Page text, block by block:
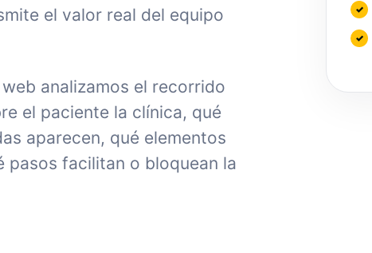
el valor real del equipo
analizamos el recorrido
el paciente la clínica, qué
aparecen, qué elementos
pasos facilitan o bloquean la